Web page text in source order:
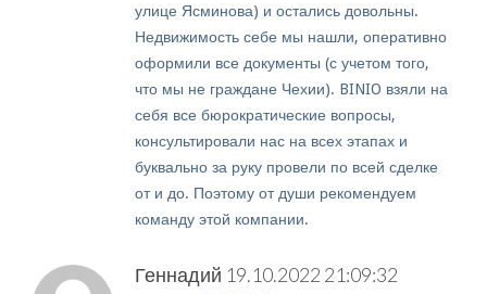
улице Ясминова) и остались довольны.
Недвижимость себе мы нашли, оперативно
оформили все документы (с учетом того,
что мы не граждане Чехии). BINIO взяли на
себя все бюрократические вопросы,
консультировали нас на всех этапах и
буквально за руку провели по всей сделке
от и до. Поэтому от души рекомендуем
команду этой компании.
Геннадий 19.10.2022 21:09:32